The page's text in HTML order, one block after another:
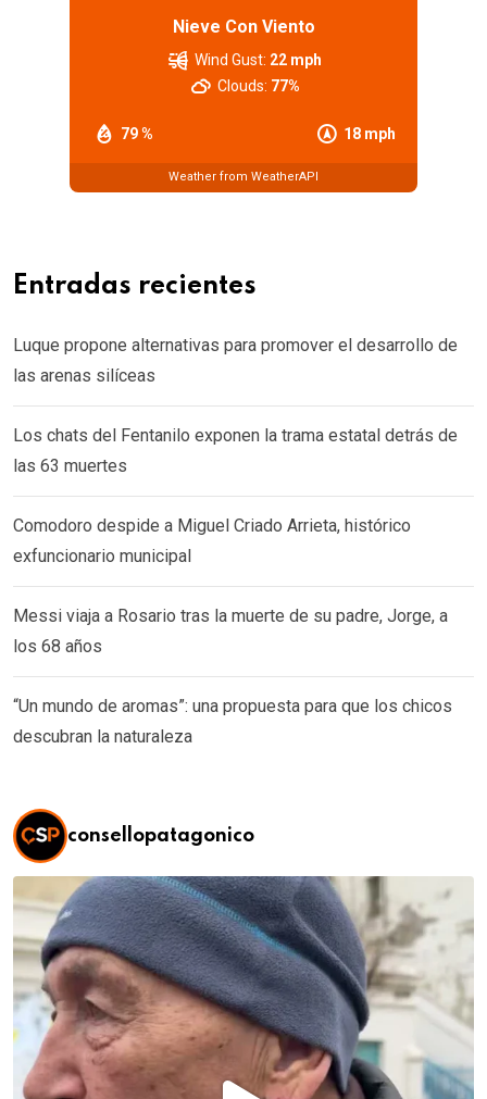
Nieve Con Viento
79 % 18 mph
Wind Gust: 22 mph
Clouds: 77%
Weather from WeatherAPI
Entradas recientes
Luque propone alternativas para promover el desarrollo de
las arenas silíceas
Los chats del Fentanilo exponen la trama estatal detrás de
las 63 muertes
Comodoro despide a Miguel Criado Arrieta, histórico
exfuncionario municipal
Messi viaja a Rosario tras la muerte de su padre, Jorge, a
los 68 años
“Un mundo de aromas”: una propuesta para que los chicos
descubran la naturaleza
consellopatagonico